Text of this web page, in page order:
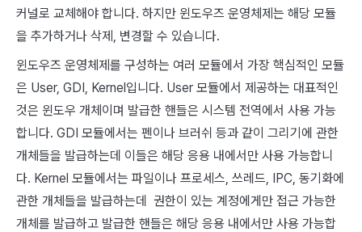
커널로 교체해야 합니다. 하지만 윈도우즈 운영체제는 해당 모듈
을 추가하거나 삭제, 변경할 수 있습니다.
윈도우즈 운영체제를 구성하는 여러 모듈에서 가장 핵심적인 모듈
은 User, GDI, Kernel입니다. User 모듈에서 제공하는 대표적인
것은 윈도우 개체이며 발급한 핸들은 시스템 전역에서 사용 가능
합니다. GDI 모듈에서는 펜이나 브러쉬 등과 같이 그리기에 관한
개체들을 발급하는데 이들은 해당 응용 내에서만 사용 가능합니
다. Kernel 모듈에서는 파일이나 프로세스, 쓰레드, IPC, 동기화에
관한 개체들을 발급하는데 권한이 있는 계정에게만 접근 가능한
개체를 발급하고 발급한 핸들은 해당 응용 내에서만 사용 가능합